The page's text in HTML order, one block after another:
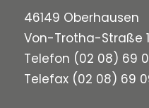
46149 Oberhausen
Von-Trotha-Straße
Telefon (02 08) 69
Telefax (02 08) 69